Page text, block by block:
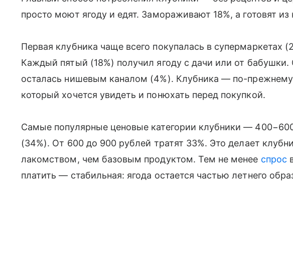
просто моют ягоду и едят. Замораживают 18%, а готовят из
Первая клубника чаще всего покупалась в супермаркетах
Каждый пятый (18%) получил ягоду с дачи или от бабушки.
осталась нишевым каналом (4%). Клубника — по-
который хочется увидеть и понюхать перед покупкой.
Самые популярные ценовые категории клубники —
(34%). От 600 до 900 рублей тратят 33%. Это делает
лакомством, чем базовым продуктом. Тем не менее спрос
платить — стабильная: ягода остается частью летнего